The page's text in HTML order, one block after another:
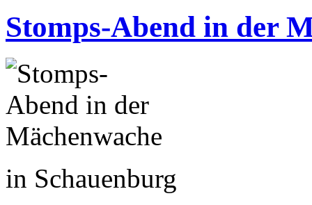
Stomps-Abend in der
in Schauenburg